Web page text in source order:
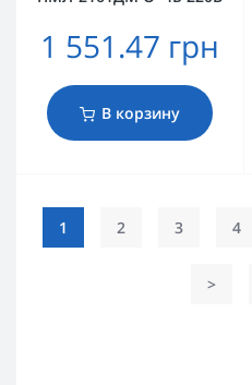
1 551.47 грн
В корзину
1 2 3 4
>